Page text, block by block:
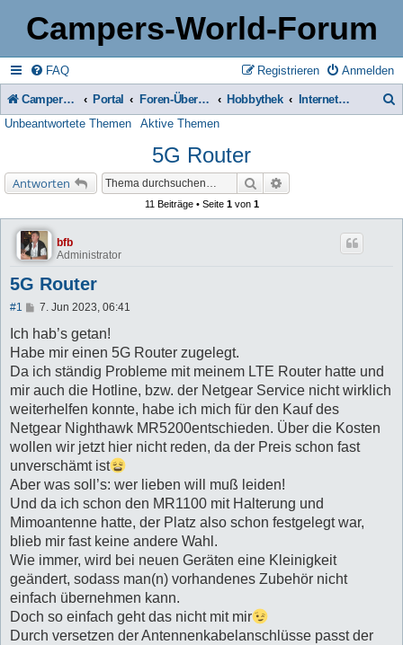
Campers-World-Forum
FAQ Anmelden
Registrieren
Campers-World-Forum Portal Foren-Übersicht Hobbythek Internet, Computer & Home-Entertainment
Unbeantwortete Themen Aktive Themen
5G Router
Antworten Suche
11 Beiträge • Seite 1von 1
bfb
Administrator
5G Router
#1
B
i
r
a
7. Jun 2023, 06:41
Ich hab’s getan!
Habe mir einen 5G Router zugelegt.
Da ich ständig Probleme mit meinem LTE Router hatte und
mir auch die Hotline, bzw. der Netgear Service nicht wirklich
weiterhelfen konnte, habe ich mich für den Kauf des
Netgear Nighthawk MR5200entschieden. Über die Kosten
wollen wir jetzt hier nicht reden, da der Preis schon fast
unverschämt ist
Aber was soll’s: wer lieben will muß leiden!
Und da ich schon den MR1100 mit Halterung und
Mimoantenne hatte, der Platz also schon festgelegt war,
blieb mir fast keine andere Wahl.
Wie immer, wird bei neuen Geräten eine Kleinigkeit
geändert, sodass man(n) vorhandenes Zubehör nicht
einfach übernehmen kann.
Doch so einfach geht das nicht mit mir
Durch versetzen der Antennenkabelanschlüsse passt der